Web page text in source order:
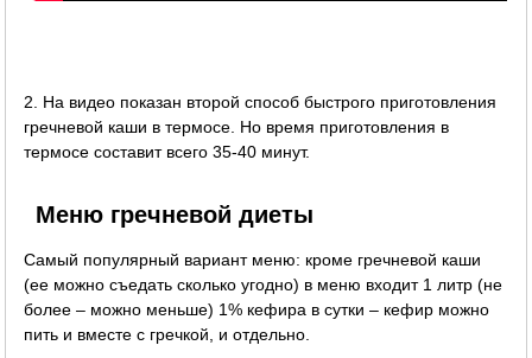
2. На видео показан второй способ быстрого приготовления
гречневой каши в термосе. Но время приготовления в
термосе составит всего 35-40 минут.
Меню гречневой диеты
Самый популярный вариант меню: кроме гречневой каши
(ее можно съедать сколько угодно) в меню входит 1 литр (не
более – можно меньше) 1% кефира в сутки – кефир можно
пить и вместе с гречкой, и отдельно.